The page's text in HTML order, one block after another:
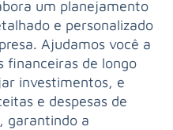
um planejamento
e personalizado
Ajudamos você a
financeiras de longo
investimentos, e
e despesas de
garantindo a